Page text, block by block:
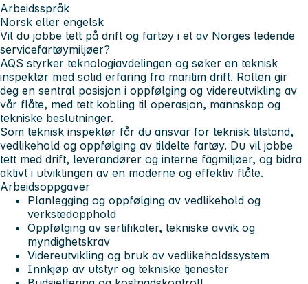
Arbeidsspråk
Norsk eller engelsk
Vil du jobbe tett på drift og fartøy i et av Norges ledende
servicefartøymiljøer?
AQS styrker teknologiavdelingen og søker en teknisk
inspektør med solid erfaring fra maritim drift. Rollen gir
deg en sentral posisjon i oppfølging og videreutvikling av
vår flåte, med tett kobling til operasjon, mannskap og
tekniske beslutninger.
Som teknisk inspektør får du ansvar for teknisk tilstand,
vedlikehold og oppfølging av tildelte fartøy. Du vil jobbe
tett med drift, leverandører og interne fagmiljøer, og bidra
aktivt i utviklingen av en moderne og effektiv flåte.
Arbeidsoppgaver
Planlegging og oppfølging av vedlikehold og
verkstedopphold
Oppfølging av sertifikater, tekniske avvik og
myndighetskrav
Videreutvikling og bruk av vedlikeholdssystem
Innkjøp av utstyr og tekniske tjenester